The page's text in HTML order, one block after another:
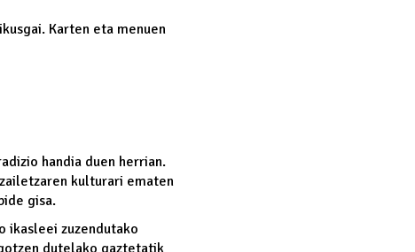
Karten eta menuen
handia duen herrian.
kulturari ematen
gisa.
ikasleei zuzendutako
dutelako gaztetatik